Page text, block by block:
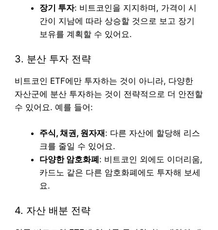
장기 투자: 비트코인을 지지하며, 가격이 시
간이 지남에 따라 상승할 것으로 보고 장기
보유를 계획할 수 있어요.
3. 분산 투자 전략
비트코인 ETF에만 투자하는 것이 아니라, 다양한
자산군에 분산 투자하는 것이 전략적으로 더 안전할
수 있어요. 예를 들어:
주식, 채권, 원자재: 다른 자산에 할당해 리스
크를 줄일 수 있어요.
다양한 암호화폐: 비트코인 외에도 이더리움,
카드노 같은 다른 암호화폐에도 투자해 보세
요.
4. 자산 배분 전략